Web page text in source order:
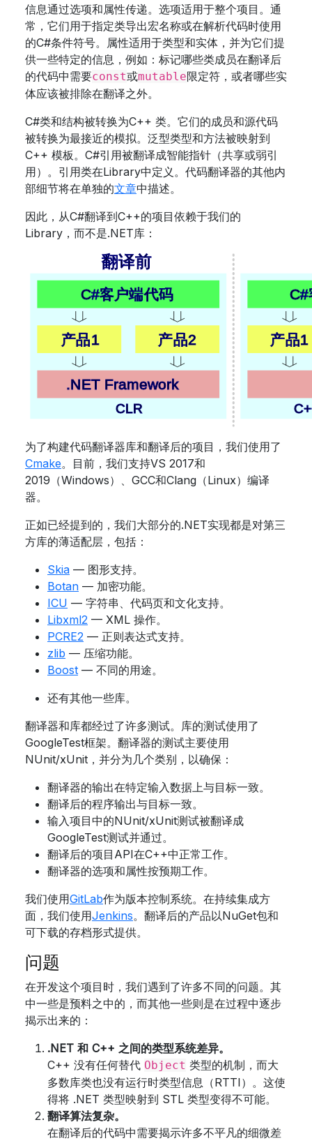
信息通过选项和属性传递。选项适用于整个项目。通
常，它们用于指定类导出宏名称或在解析代码时使用
的C#条件符号。属性适用于类型和实体，并为它们提
供一些特定的信息，例如：标记哪些类成员在翻译后
的代码中需要const或mutable限定符，或者哪些实
体应该被排除在翻译之外。
C#类和结构被转换为C++ 类。它们的成员和源代码
被转换为最接近的模拟。泛型类型和方法被映射到
C++ 模板。C#引用被翻译成智能指针（共享或弱引
用）。引用类在Library中定义。代码翻译器的其他内
部细节将在单独的文章中描述。
因此，从C#翻译到C++的项目依赖于我们的
Library，而不是.NET库：
为了构建代码翻译器库和翻译后的项目，我们使用了
Cmake。目前，我们支持VS 2017和
2019（Windows）、GCC和Clang（Linux）编译
器。
正如已经提到的，我们大部分的.NET实现都是对第三
方库的薄适配层，包括：
Skia — 图形支持。
Botan — 加密功能。
ICU — 字符串、代码页和文化支持。
Libxml2 — XML 操作。
PCRE2 — 正则表达式支持。
zlib — 压缩功能。
Boost — 不同的用途。
还有其他一些库。
翻译器和库都经过了许多测试。库的测试使用了
GoogleTest框架。翻译器的测试主要使用
NUnit/xUnit，并分为几个类别，以确保：
翻译器的输出在特定输入数据上与目标一致。
翻译后的程序输出与目标一致。
输入项目中的NUnit/xUnit测试被翻译成
GoogleTest测试并通过。
翻译后的项目API在C++中正常工作。
翻译器的选项和属性按预期工作。
我们使用GitLab作为版本控制系统。在持续集成方
面，我们使用Jenkins。翻译后的产品以NuGet包和
可下载的存档形式提供。
问题
在开发这个项目时，我们遇到了许多不同的问题。其
中一些是预料之中的，而其他一些则是在过程中逐步
揭示出来的：
.NET 和 C++ 之间的类型系统差异。
C++ 没有任何替代 Object 类型的机制，而大
多数库类也没有运行时类型信息（RTTI）。这使
得将 .NET 类型映射到 STL 类型变得不可能。
翻译算法复杂。
在翻译后的代码中需要揭示许多不平凡的细微差